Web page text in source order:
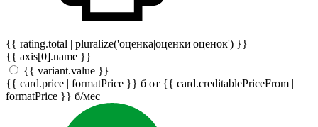
{{ rating.total | pluralize('оценка|оценки|оценок') }}
{{ axis[0].name }}
{{ variant.value }}
{{ card.price | formatPrice }} б от {{ card.creditablePriceFrom |
formatPrice }} б/мес